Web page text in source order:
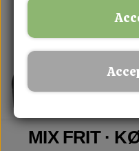
MIX FRIT ·